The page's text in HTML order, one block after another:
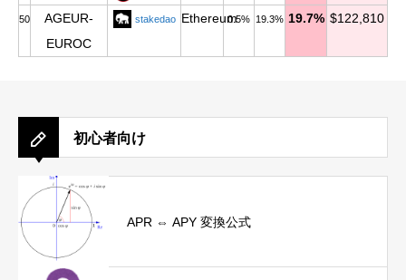
50
AGEUR-
EUROC
stakedao Ethereum0.5% 19.3% 19.7% $122,810
初心者向け
APR ⇔ APY 変換公式